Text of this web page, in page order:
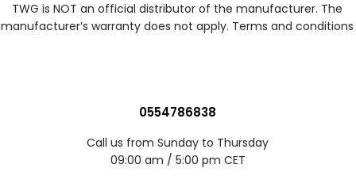
TWG is NOT an official distributor of the manufacturer. The
manufacturer’s warranty does not apply. Terms and conditions
0554786838
Call us from Sunday to Thursday
09:00 am / 5:00 pm CET